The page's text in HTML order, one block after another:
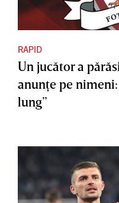
RAPID
Un jucător a
anunţe pe
lung”